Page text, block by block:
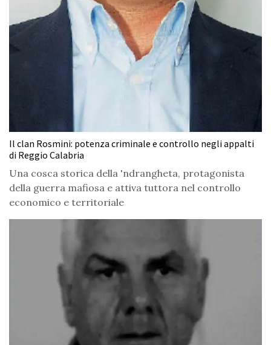
Il clan Rosmini: potenza criminale e controllo negli appalti
di Reggio Calabria
Una cosca storica della 'ndrangheta, protagonista
della guerra mafiosa e attiva tuttora nel controllo
economico e territoriale